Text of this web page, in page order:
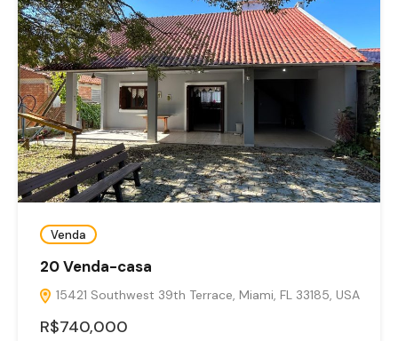
Venda
20 Venda-casa
15421 Southwest 39th Terrace, Miami, FL 33185, USA
R$740,000